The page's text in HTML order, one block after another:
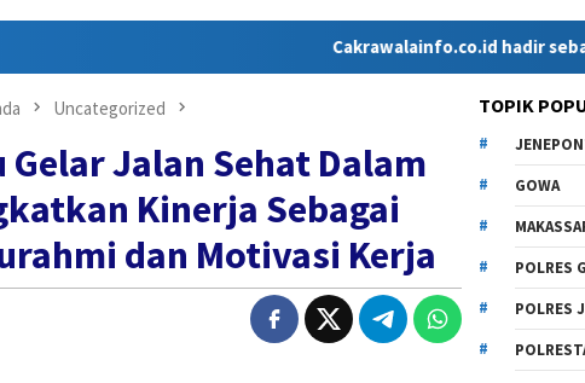
Cakrawalainfo.co.id hadir sebagai
Uncategorized
Jalan Sehat Dalam
Kinerja Sebagai
dan Motivasi Kerja
TOPIK
GOWA
POLRES
POLRES